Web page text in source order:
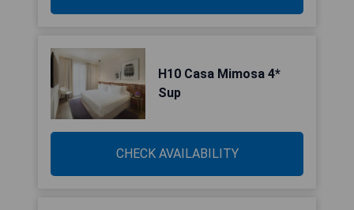
H10 Casa Mimosa 4*
Sup
CHECK AVAILABILITY